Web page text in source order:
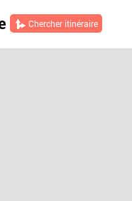
Chercher itinéraire